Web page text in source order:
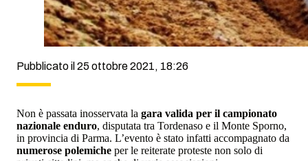
Pubblicato il 25 ottobre 2021, 18:26
Non è passata inosservata la gara valida per il campionato
nazionale enduro, disputata tra Tordenaso e il Monte Sporno,
in provincia di Parma. L’evento è stato infatti accompagnato da
numerose polemiche per le reiterate proteste non solo di